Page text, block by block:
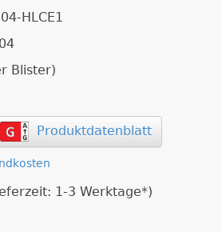
HLCE1
Blister)
Produktdatenblatt
1-3 Werktage*)